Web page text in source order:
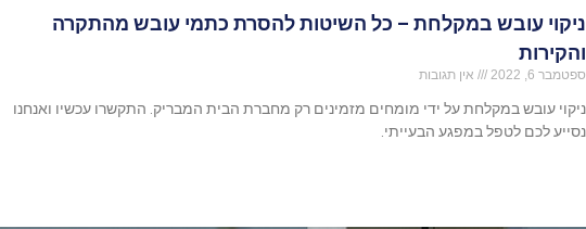
ניקוי עובש במקלחת – כל השיטות להסרת כתמי עובש מהתקרה
והקירות
ספטמבר 6, 2022 אין תגובות
ניקוי עובש במקלחת על ידי מומחים מזמינים רק מחברת הבית המבריק. התקשרו עכשיו ואנחנו
נסייע לכם לטפל במפגע הבעייתי.